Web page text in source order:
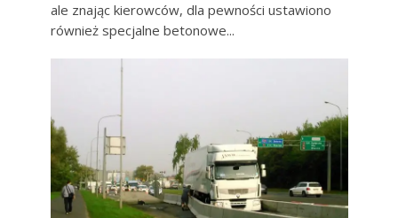
ale znając kierowców, dla pewności ustawiono
również specjalne betonowe...